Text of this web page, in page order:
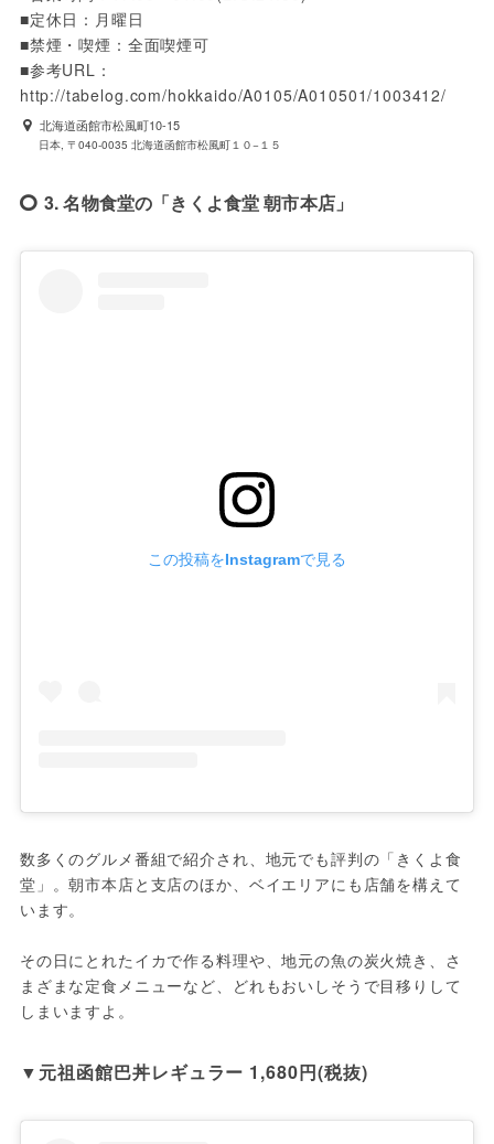
■定休日：月曜日
■禁煙・喫煙：全面喫煙可
■参考URL：
http://tabelog.com/hokkaido/A0105/A010501/1003412/
北海道函館市松風町10-15
日本, 〒040-0035 北海道函館市松風町１０−１５
3. 名物食堂の「きくよ食堂 朝市本店」
この投稿をInstagramで見る
数多くのグルメ番組で紹介され、地元でも評判の「きくよ食
堂」。朝市本店と支店のほか、ベイエリアにも店舗を構えて
います。
その日にとれたイカで作る料理や、地元の魚の炭火焼き、さ
まざまな定食メニューなど、どれもおいしそうで目移りして
しまいますよ。